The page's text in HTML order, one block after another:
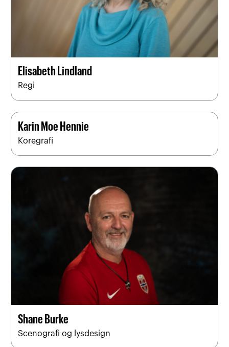
Elisabeth Lindland
Regi
Karin Moe Hennie
Koregrafi
Shane Burke
Scenografi og lysdesign